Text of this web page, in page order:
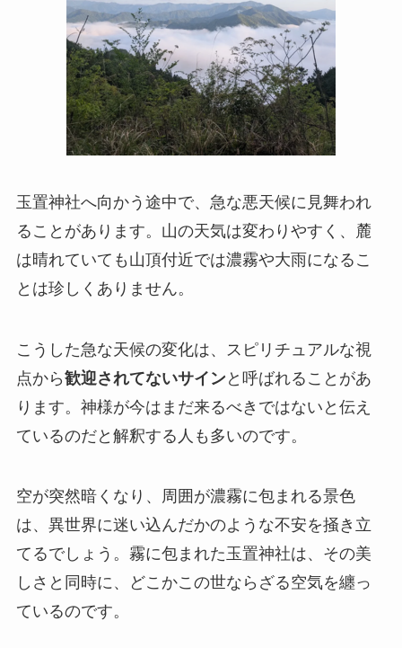
玉置神社へ向かう途中で、急な悪天候に見舞われ
ることがあります。山の天気は変わりやすく、麓
は晴れていても山頂付近では濃霧や大雨になるこ
とは珍しくありません。
こうした急な天候の変化は、スピリチュアルな視
点から歓迎されてないサインと呼ばれることがあ
ります。神様が今はまだ来るべきではないと伝え
ているのだと解釈する人も多いのです。
空が突然暗くなり、周囲が濃霧に包まれる景色
は、異世界に迷い込んだかのような不安を掻き立
てるでしょう。霧に包まれた玉置神社は、その美
しさと同時に、どこかこの世ならざる空気を纏っ
ているのです。